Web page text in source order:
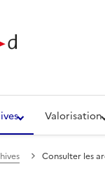
et de
Valorisation
Consulter les